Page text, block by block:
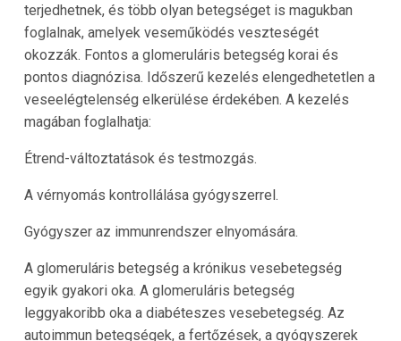
terjedhetnek, és több olyan betegséget is magukban
foglalnak, amelyek veseműködés veszteségét
okozzák. Fontos a glomeruláris betegség korai és
pontos diagnózisa. Időszerű kezelés elengedhetetlen a
veseelégtelenség elkerülése érdekében. A kezelés
magában foglalhatja:
Étrend-változtatások és testmozgás.
A vérnyomás kontrollálása gyógyszerrel.
Gyógyszer az immunrendszer elnyomására.
A glomeruláris betegség a krónikus vesebetegség
egyik gyakori oka. A glomeruláris betegség
leggyakoribb oka a diabéteszes vesebetegség. Az
autoimmun betegségek, a fertőzések, a gyógyszerek